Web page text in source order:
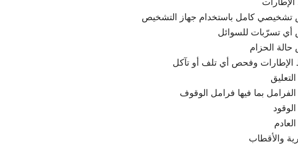
الإطارات
كامل باستخدام جهاز التشخيص
تسرّبات للسوائل
الحزام
وفحص أي تلف أو تآكل
بما فيها فرامل الوقوف
والأقطاب